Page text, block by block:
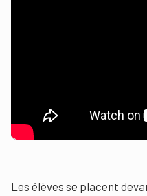
Les élèves se placent